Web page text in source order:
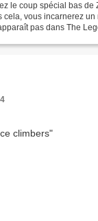
le coup spécial bas de
cela, vous incarnerez
pas dans The